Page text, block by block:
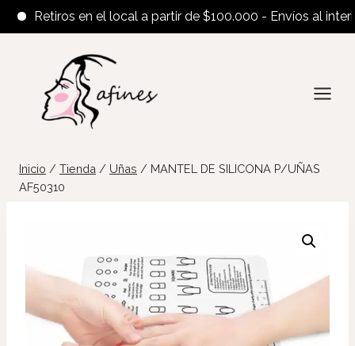
Retiros en el local a partir de $100.000 - Envíos al interior
contenido
Inicio / Tienda / Uñas / MANTEL DE SILICONA P/UÑAS
AF50310